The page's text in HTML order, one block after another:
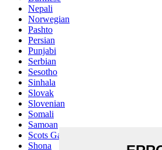
Nepali
Norwegian
Pashto
Persian
Punjabi
Serbian
Sesotho
Sinhala
Slovak
Slovenian
Somali
Samoan
Scots Gaelic
Shona